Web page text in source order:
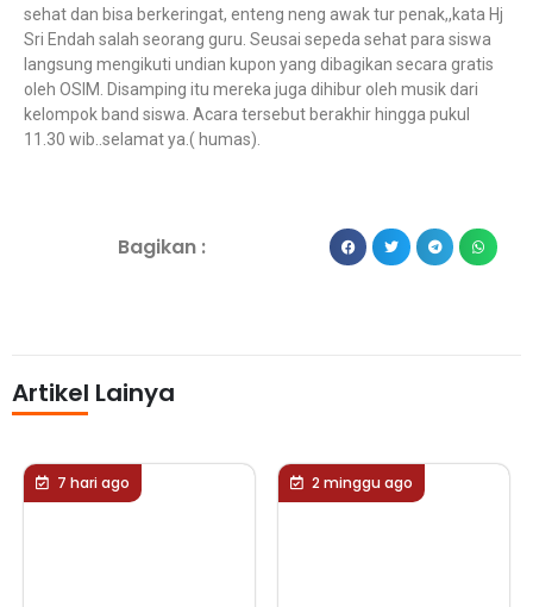
sehat dan bisa berkeringat, enteng neng awak tur penak,,kata Hj
Sri Endah salah seorang guru. Seusai sepeda sehat para siswa
langsung mengikuti undian kupon yang dibagikan secara gratis
oleh OSIM. Disamping itu mereka juga dihibur oleh musik dari
kelompok band siswa. Acara tersebut berakhir hingga pukul
11.30 wib..selamat ya.( humas).
Bagikan :
Artikel Lainya